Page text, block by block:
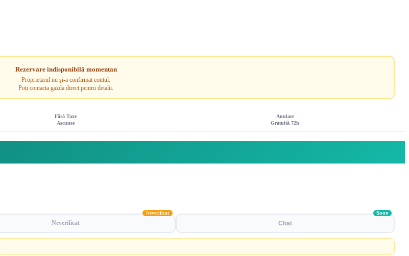
Rezervare indisponibilă momentan
Proprietarul nu și-a confirmat contul.
Poți contacta gazda direct pentru detalii.
Fără Taxe
Ascunse
Anulare
Gratuită 72h
Neverificat
Neverificat
Chat
Soon